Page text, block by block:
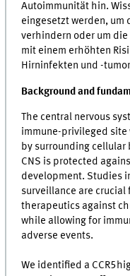
Autoimmunität hin.
eingesetzt werden, um
verhindern oder um
mit einem erhöhten
Hirninfekten und -
Background and
The central nervous
immune-privileged
by surrounding
CNS is protected
development. Studies
surveillance are crucial
therapeutics against
while allowing for
adverse events.
We identified a